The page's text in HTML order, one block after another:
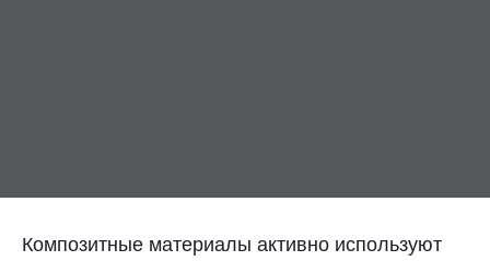
Композитные материалы активно используют